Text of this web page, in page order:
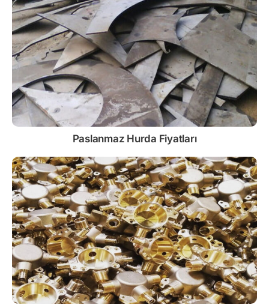
Paslanmaz Hurda Fiyatları